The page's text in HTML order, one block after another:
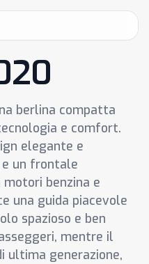
berlina compatta
e comfort.
elegante e
e un frontale
benzina e
una guida piacevole
spazioso e ben
mentre il
ultima generazione,